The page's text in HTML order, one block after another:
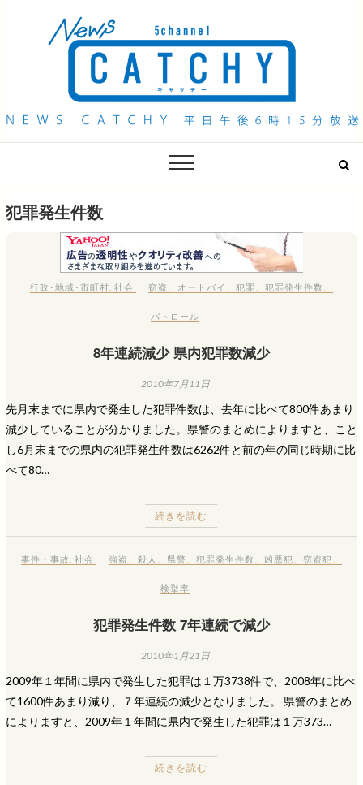
QAB NEWS Headline
犯罪発生件数
行政･地域･市町村 社会 窃盗 オートバイ 犯罪 犯罪発生件数
パトロール
8年連続減少 県内犯罪数減少
2010年7月11日
先月末までに県内で発生した犯罪件数は、去年に比べて800件あまり
減少していることが分かりました。県警のまとめによりますと、こと
し6月末までの県内の犯罪発生件数は6262件と前の年の同じ時期に比
べて80…
続きを読む
事件・事故 社会 強盗 殺人 県警 犯罪発生件数 凶悪犯 窃盗犯
検挙率
犯罪発生件数 7年連続で減少
2010年1月21日
2009年１年間に県内で発生した犯罪は１万3738件で、2008年に比べ
て1600件あまり減り、７年連続の減少となりました。 県警のまとめ
によりますと、2009年１年間に県内で発生した犯罪は１万373…
続きを読む